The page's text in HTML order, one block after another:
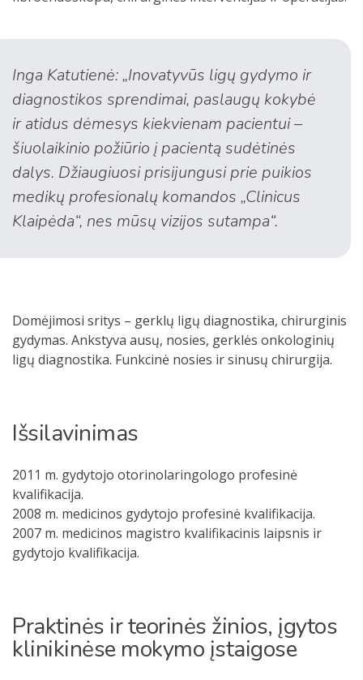
Inga Katutienė: „Inovatyvūs ligų gydymo ir
diagnostikos sprendimai, paslaugų kokybė
ir atidus dėmesys kiekvienam pacientui –
šiuolaikinio požiūrio į pacientą sudėtinės
dalys. Džiaugiuosi prisijungusi prie puikios
medikų profesionalų komandos „Clinicus
Klaipėda“, nes mūsų vizijos sutampa“.
Domėjimosi sritys – gerklų ligų diagnostika, chirurginis
gydymas. Ankstyva ausų, nosies, gerklės onkologinių
ligų diagnostika. Funkcinė nosies ir sinusų chirurgija.
Išsilavinimas
2011 m. gydytojo otorinolaringologo profesinė
kvalifikacija.
2008 m. medicinos gydytojo profesinė kvalifikacija.
2007 m. medicinos magistro kvalifikacinis laipsnis ir
gydytojo kvalifikacija.
Praktinės ir teorinės žinios, įgytos
klinikinėse mokymo įstaigose